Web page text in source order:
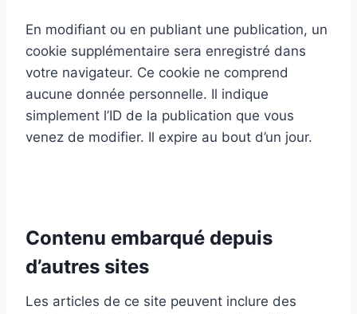
En modifiant ou en publiant une publication, un
cookie supplémentaire sera enregistré dans
votre navigateur. Ce cookie ne comprend
aucune donnée personnelle. Il indique
simplement l’ID de la publication que vous
venez de modifier. Il expire au bout d’un jour.
Contenu embarqué depuis
d’autres sites
Les articles de ce site peuvent inclure des